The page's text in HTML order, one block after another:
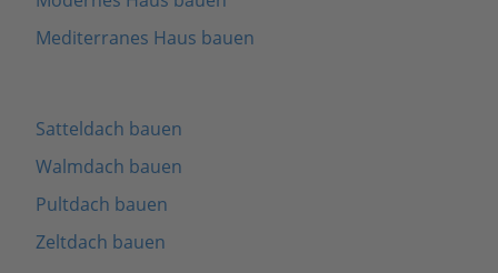
Mediterranes Haus bauen
Satteldach bauen
Walmdach bauen
Pultdach bauen
Zeltdach bauen